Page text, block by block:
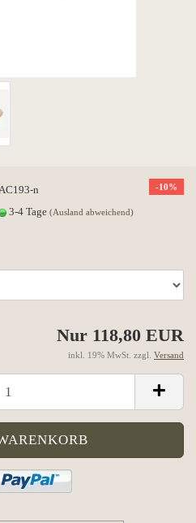
-10%
AC193-n
3-4 Tage(Ausland abweichend)
Nur 118,80 EUR
inkl. 19% MwSt. zzgl. Versand